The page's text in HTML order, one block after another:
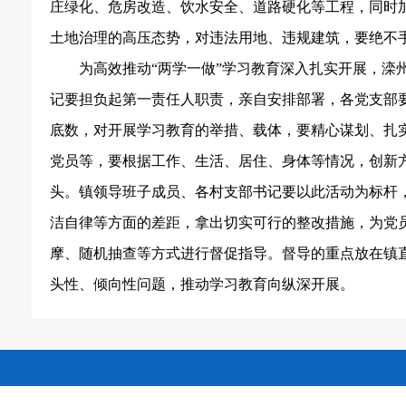
庄绿化、危房改造、饮水安全、道路硬化等工程，同
土地治理的高压态势，对违法用地、违规建筑，要绝
为高效推动“两学一做”学习教育深入扎实开展，
记要担负起第一责任人职责，亲自安排部署，各党支
底数，对开展学习教育的举措、载体，要精心谋划、
党员等，要根据工作、生活、居住、身体等情况，创
头。镇领导班子成员、各村支部书记要以此活动为标
洁自律等方面的差距，拿出切实可行的整改措施，为
摩、随机抽查等方式进行督促指导。督导的重点放在
头性、倾向性问题，推动学习教育向纵深开展。